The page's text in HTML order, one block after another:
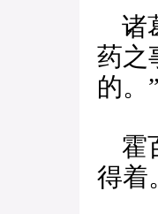
诸
药之
的。”
霍
得着